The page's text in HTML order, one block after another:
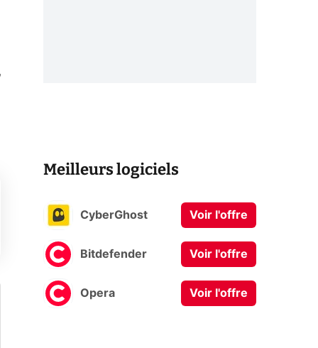
Meilleurs logiciels
CyberGhost Voir l'offre
Bitdefender Voir l'offre
Opera Voir l'offre